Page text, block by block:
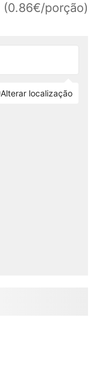
(0.86€/porção)